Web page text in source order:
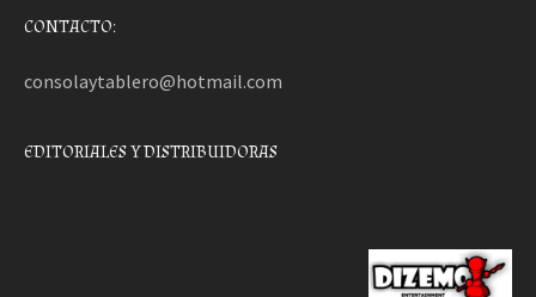
CONTACTO:
consolaytablero@hotmail.com
EDITORIALES Y DISTRIBUIDORAS